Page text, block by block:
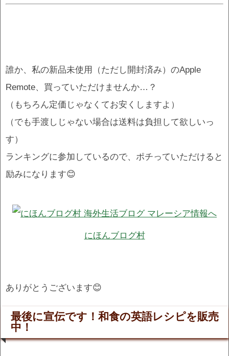
誰か、私の新品未使用（ただし開封済み）のApple
Remote、買っていただけませんか…？
（もちろん定価じゃなくてお安くしますよ）
（でも手渡しじゃない場合は送料は負担して欲しいっ
す）
ランキングに参加しているので、ポチっていただけると
励みになります😊
にほんブログ村
ありがとうございます😊
最後に宣伝です！和食の英語レシピを販売
中！